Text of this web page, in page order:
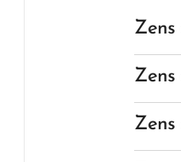
Zens
Zens
Zens